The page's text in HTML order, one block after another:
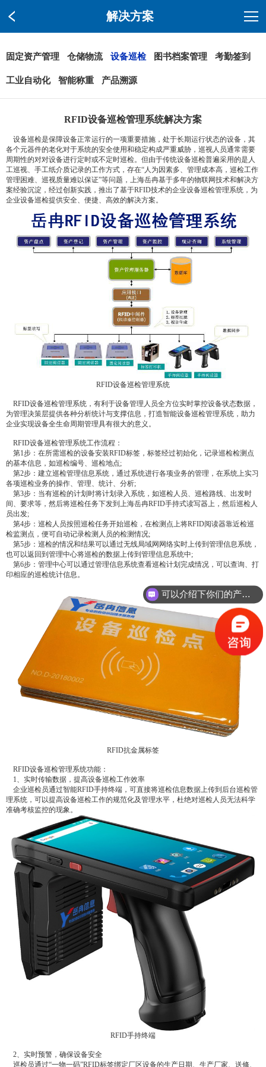
解决方案
固定资产管理 仓储物流 设备巡检 图书档案管理 考勤签到
工业自动化 智能称重 产品溯源
RFID设备巡检管理系统解决方案
设备巡检是保障设备正常运行的一项重要措施，处于长期运行状态的设备，其
各个元器件的老化对于系统的安全使用和稳定构成严重威胁，巡视人员通常需要
周期性的对对设备进行定时或不定时巡检。但由于传统设备巡检普遍采用的是人
工巡视、手工纸介质记录的工作方式，存在“人为因素多、管理成本高，巡检工作
管理困难、巡视质量难以保证”等问题，上海岳冉基于多年的物联网技术和解决方
案经验沉淀，经过创新实践，推出了基于RFID技术的企业设备巡检管理系统，为
企业设备巡检提供安全、便捷、高效的解决方案。
RFID设备巡检管理系统
RFID设备巡检管理系统，有利于设备管理人员全方位实时掌控设备状态数据，
为管理决策层提供各种分析统计与支撑信息，打造智能设备巡检管理系统，助力
企业实现设备全生命周期管理具有很大的意义。
RFID设备巡检管理系统工作流程：
第1步：在所需巡检的设备安装RFID标签，标签经过初始化，记录巡检检测点
的基本信息，如巡检编号、巡检地点;
第2步：建立巡检管理信息系统，通过系统进行各项业务的管理，在系统上实习
各项巡检业务的操作、管理、统计、分析;
第3步：当有巡检的计划时将计划录入系统，如巡检人员、巡检路线、出发时
间、要求等，然后将巡检任务下发到上海岳冉RFID手持式读写器上，然后巡检人
员出发;
第4步：巡检人员按照巡检任务开始巡检，在检测点上将RFID阅读器靠近检巡
检监测点，便可自动记录检测人员的检测情况;
第5步：巡检的情况和结果可以通过无线局域网网络实时上传到管理信息系统，
也可以返回到管理中心将巡检的数据上传到管理信息系统中;
第6步：管理中心可以通过管理信息系统查看巡检计划完成情况，可以查询、打
印相应的巡检统计信息。
RFID抗金属标签
RFID设备巡检管理系统功能：
1、实时传输数据，提高设备巡检工作效率
企业巡检员通过智能RFID手持终端，可直接将巡检信息数据上传到后台巡检管
理系统，可以提高设备巡检工作的规范化及管理水平，杜绝对巡检人员无法科学
准确考核监控的现象。
RFID手持终端
2、实时预警，确保设备安全
巡检员通过“一物一码”RFID标签绑定厂区设备的生产日期、生产厂家、送修、
可以介绍下你们的产品么？